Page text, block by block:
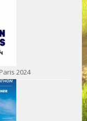
2024